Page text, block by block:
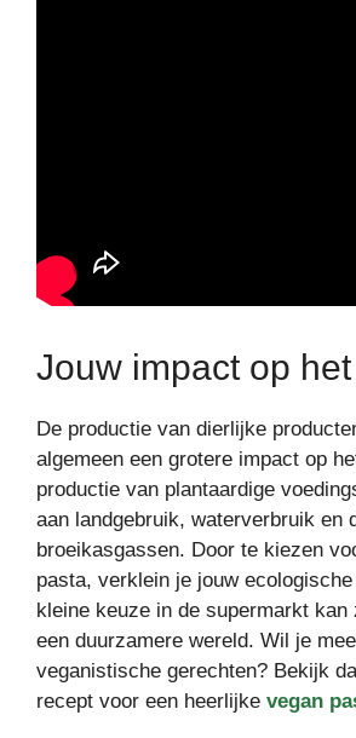
Jouw impact op
De productie van dierlijke
algemeen een grotere impact op
productie van plantaardige
aan landgebruik, waterverbruik en
broeikasgassen. Door te kiezen
pasta, verklein je jouw
kleine keuze in de supermarkt kan
een duurzamere wereld. Wil je
veganistische gerechten? Bekijk
recept voor een heerlijke vegan